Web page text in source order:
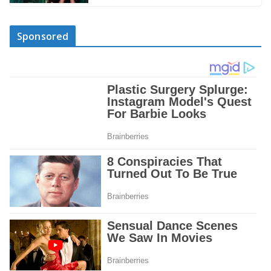
Sponsored